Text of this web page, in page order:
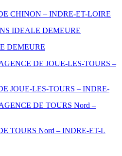
CHINON – INDRE-ET-LOIRE
DEMEURE
JOUE-LES-TOURS – INDRE-
TOURS Nord – INDRE-ET-L